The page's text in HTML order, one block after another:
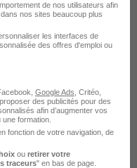
H/F
de nos utilisateurs afin
nos sites beaucoup plus
les interfaces de
des offres d'emploi ou
Google Ads , Critéo,
des publicités pour des
afin d’augmenter vos
formation.
fonction de votre navigation, de
ou retirer votre
traceurs" en bas de page.